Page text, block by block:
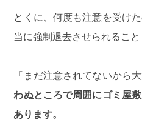
とくに、何度も注意を受け
当に強制退去させられること
「まだ注意されてないから
わぬところで周囲にゴミ屋
あります。